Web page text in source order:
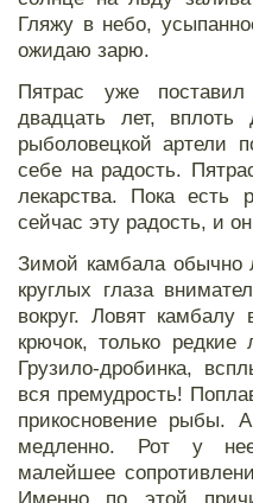
Гляжу в небо,
ожидаю зарю.
Пятрас уже
двадцать лет,
рыболовецкой артели
себе на радость.
лекарства. Пока
сейчас эту радость, и
Зимой камбала обычно
круглых глаза
вокруг. Ловят
крючок, только
Грузило-дробинка,
вся премудрость!
прикосновение рыбы.
медленно. Рот у
малейшее